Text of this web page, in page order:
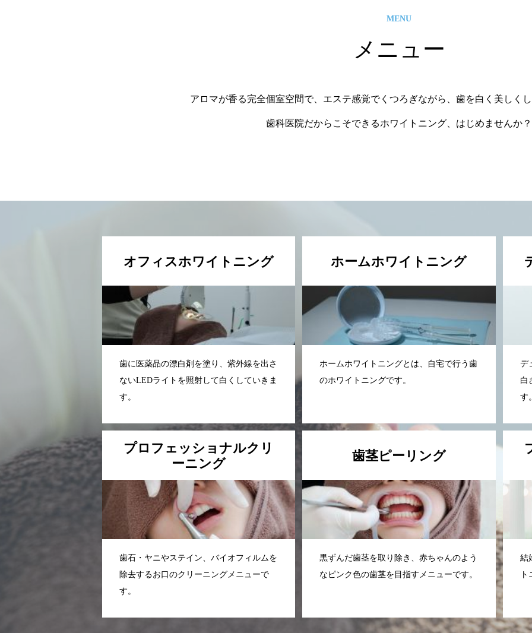
MENU
メニュー
アロマが香る完全個室空間で、エステ感覚でくつろぎながら、歯を白く美しく
歯科医院だからこそできるホワイトニング、はじめませんか？
オフィスホワイトニング
歯に医薬品の漂白剤を塗り、紫外線を出さ
ないLEDライトを照射して白くしていきま
す。
ホームホワイトニング
ホームホワイトニングとは、自宅で行う歯
のホワイトニングです。
デ
白
す
プロフェッショナルクリ
ーニング
歯石・ヤニやステイン、バイオフィルムを
除去するお口のクリーニングメニューで
す。
歯茎ピーリング
黒ずんだ歯茎を取り除き、赤ちゃんのよう
なピンク色の歯茎を目指すメニューです。
結